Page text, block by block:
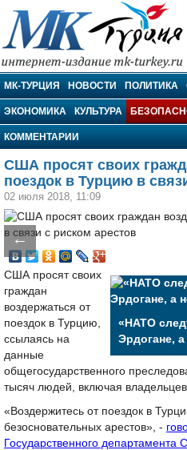
МК-Турция
МК-ТУРЦИЯ НОВОСТИ ПОЛИТИКА
ЭКОНОМИКА КУЛЬТУРА
КОММЕНТАРИИ
США просят своих
поездок в Турцию в
02 июля 2018, 11:09
←
«НАТО
Эрдогане,
США просят своих
граждан
воздержаться от
поездок в Турцию,
ссылаясь на
данные
общегосударственного
тысяч людей, включая
«Воздержитесь от поездок в
безосновательных арестов», -
Государственного департамента